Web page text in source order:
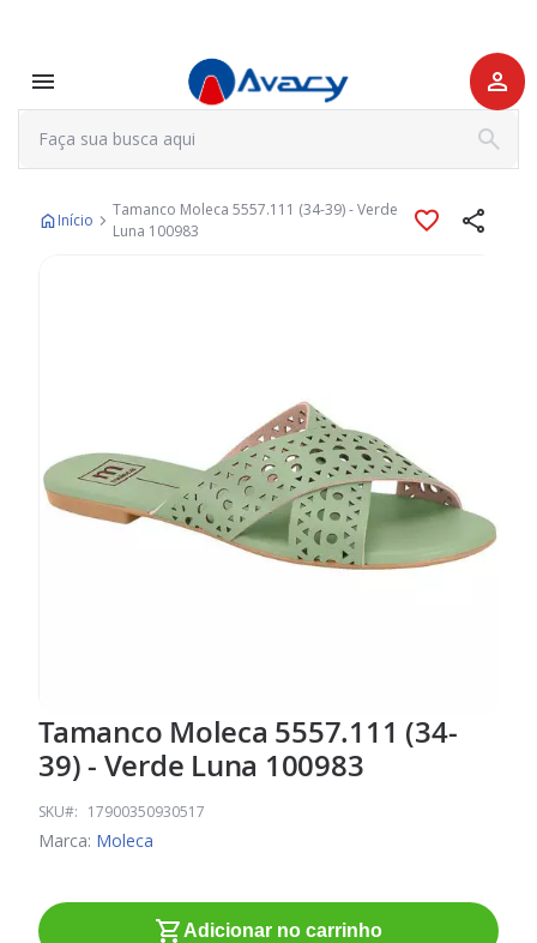
Início
Tamanco Moleca 5557.111 (34-39) - Verde
Luna 100983
imagens
Saltar
para
o
início
da
imagens
Tamanco Moleca 5557.111 (34-
39) - Verde Luna 100983
SKU 17900350930517
Marca: Moleca
Adicionar no carrinho